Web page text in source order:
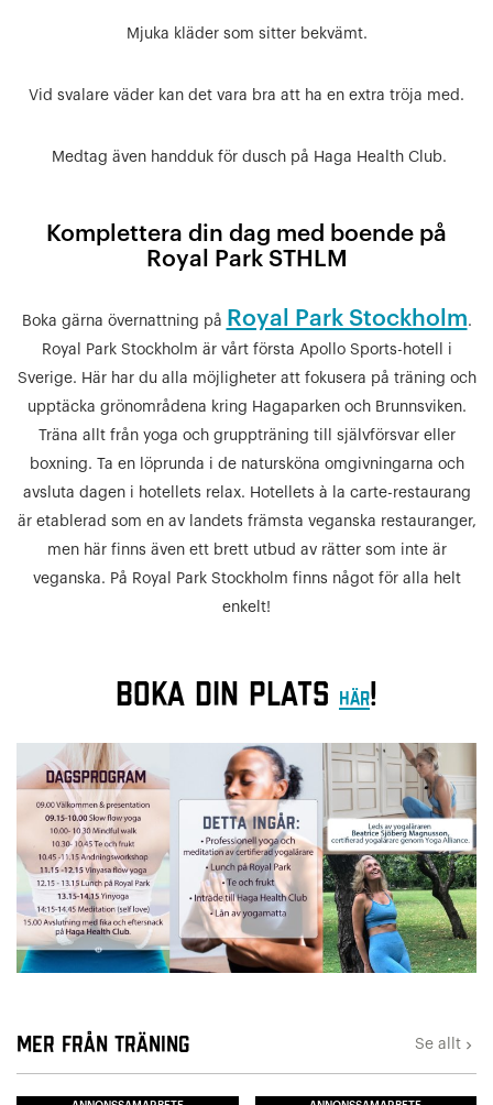
Mjuka kläder som sitter bekvämt.
Vid svalare väder kan det vara bra att ha en extra tröja med.
Medtag även handduk för dusch på Haga Health Club.
Komplettera din dag med boende på
Royal Park STHLM
Boka gärna övernattning på Royal Park Stockholm.
Royal Park Stockholm är vårt första Apollo Sports-hotell i
Sverige. Här har du alla möjligheter att fokusera på träning och
upptäcka grönområdena kring Hagaparken och Brunnsviken.
Träna allt från yoga och gruppträning till självförsvar eller
boxning. Ta en löprunda i de natursköna omgivningarna och
avsluta dagen i hotellets relax. Hotellets à la carte-restaurang
är etablerad som en av landets främsta veganska restauranger,
men här finns även ett brett utbud av rätter som inte är
veganska. På Royal Park Stockholm finns något för alla helt
enkelt!
Boka din plats HÄR!
Mer från Träning Se allt keyboard_arrow_right